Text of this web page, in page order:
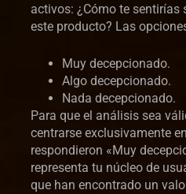
activos: ¿Cómo te sentirías
este producto? Las
Muy decepcionado.
Algo decepcionado.
Nada decepcionado.
Para que el análisis sea
centrarse exclusivamente
respondieron «Muy
representa tu núcleo de
que han encontrado un